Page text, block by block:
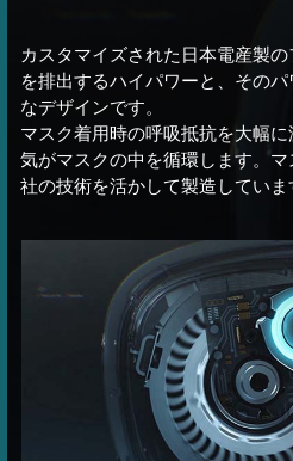
カスタマイズされた日本電産製
を排出するハイパワーと、その
なデザインです。
マスク着用時の呼吸抵抗を大幅
気がマスクの中を循環します。
社の技術を活かして製造していま